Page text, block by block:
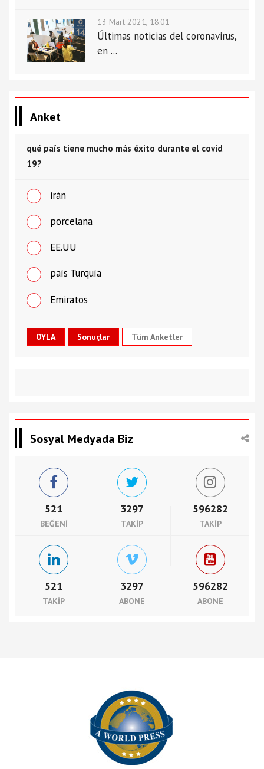
13 Mart 2021, 18:01
Últimas noticias del coronavirus,
en ...
Anket
qué país tiene mucho más éxito durante el covid
19?
irán
porcelana
EE.UU
país Turquía
Emiratos
Tüm Anketler
Sosyal Medyada Biz
521
BEĞENI
3297
TAKIP
596282
TAKIP
521
TAKIP
3297
ABONE
596282
ABONE